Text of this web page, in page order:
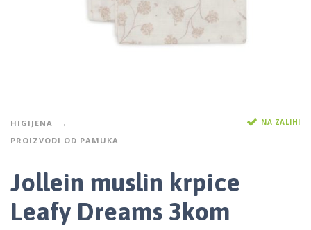
HIGIJENA
PROIZVODI OD PAMUKA
NA ZALIHI
Jollein muslin krpice
Leafy Dreams 3kom